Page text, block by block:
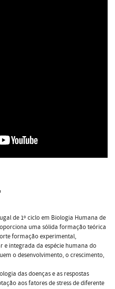
de 1º ciclo em Biologia Humana de
uma sólida formação teórica
formação experimental,
integrada da espécie humana do
o desenvolvimento, o crescimento,
das doenças e as respostas
aos fatores de stress de diferente